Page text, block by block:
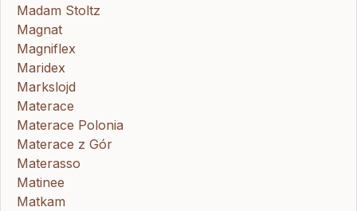
Madam Stoltz
Magnat
Magniflex
Maridex
Markslojd
Materace
Materace Polonia
Materace z Gór
Materasso
Matinee
Matkam